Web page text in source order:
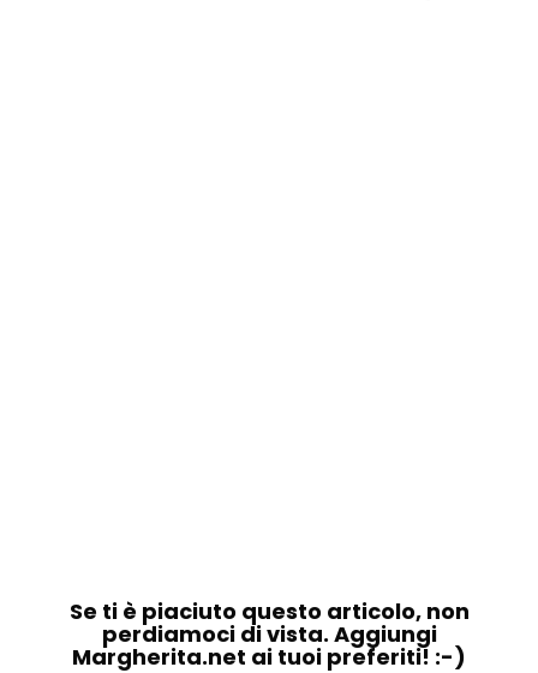
Se ti è piaciuto questo articolo, non
perdiamoci di vista. Aggiungi
Margherita.net ai tuoi preferiti! :-)